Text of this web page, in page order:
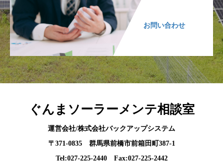
お問い合わせ
ぐんまソーラーメンテ相談室
運営会社/株式会社バックアップシステム
〒371-0835 群馬県前橋市前箱田町387-1
Tel:027-225-2440 Fax:027-225-2442